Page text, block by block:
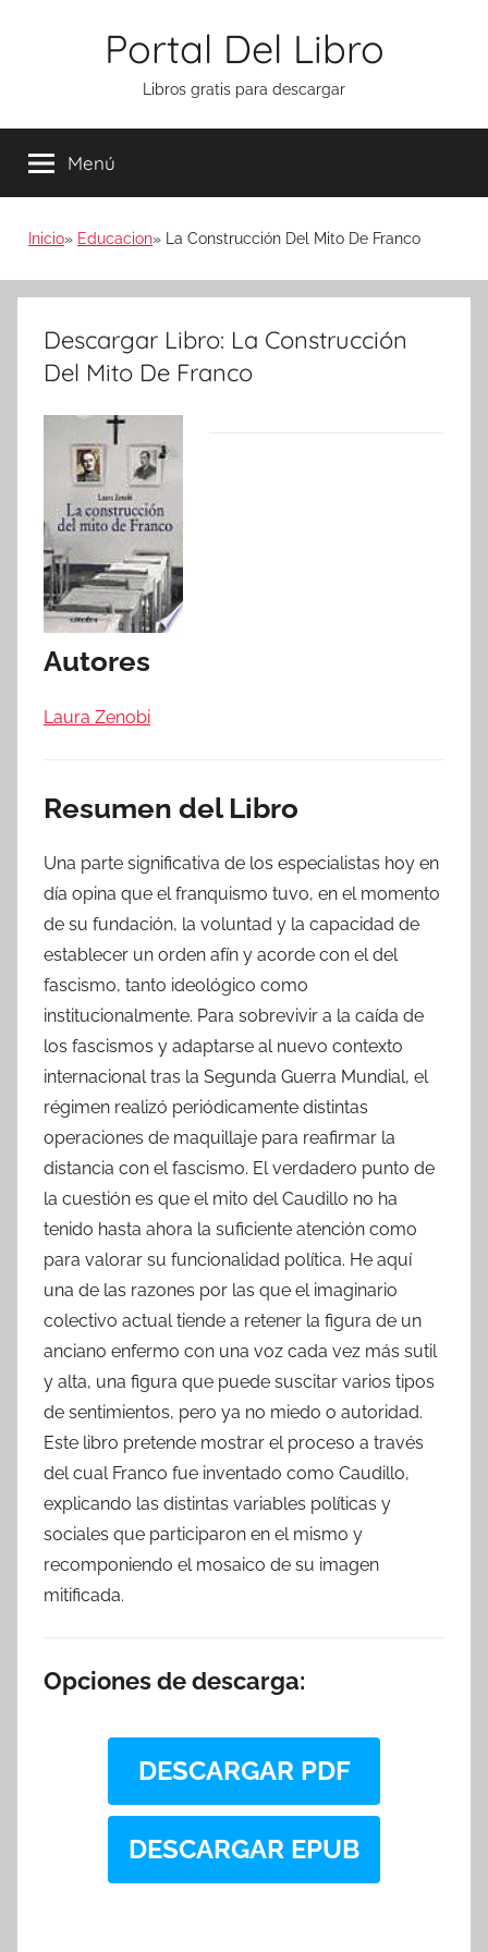
Portal Del Libro
Libros gratis para descargar
Menú
Inicio Educacion La Construcción Del Mito De Franco
Descargar Libro: La Construcción
Del Mito De Franco
Autores
Laura Zenobi
Resumen del Libro
Una parte significativa de los especialistas hoy en
día opina que el franquismo tuvo, en el momento
de su fundación, la voluntad y la capacidad de
establecer un orden afín y acorde con el del
fascismo, tanto ideológico como
institucionalmente. Para sobrevivir a la caída de
los fascismos y adaptarse al nuevo contexto
internacional tras la Segunda Guerra Mundial, el
régimen realizó periódicamente distintas
operaciones de maquillaje para reafirmar la
distancia con el fascismo. El verdadero punto de
la cuestión es que el mito del Caudillo no ha
tenido hasta ahora la suficiente atención como
para valorar su funcionalidad política. He aquí
una de las razones por las que el imaginario
colectivo actual tiende a retener la figura de un
anciano enfermo con una voz cada vez más sutil
y alta, una figura que puede suscitar varios tipos
de sentimientos, pero ya no miedo o autoridad.
Este libro pretende mostrar el proceso a través
del cual Franco fue inventado como Caudillo,
explicando las distintas variables políticas y
sociales que participaron en el mismo y
recomponiendo el mosaico de su imagen
mitificada.
Opciones de descarga:
DESCARGAR PDF
DESCARGAR EPUB